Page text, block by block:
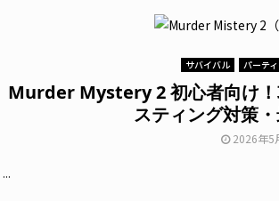
サバイバル パーテ
Murder Mystery 2 初心者向け！
スティング対策
2026年5
...